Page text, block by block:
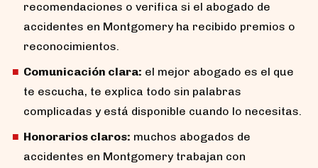
recomendaciones o verifica si el abogado de
accidentes en Montgomery ha recibido premios o
reconocimientos.
Comunicación clara: el mejor abogado es el que
te escucha, te explica todo sin palabras
complicadas y está disponible cuando lo necesitas.
Honorarios claros: muchos abogados de
accidentes en Montgomery trabajan con